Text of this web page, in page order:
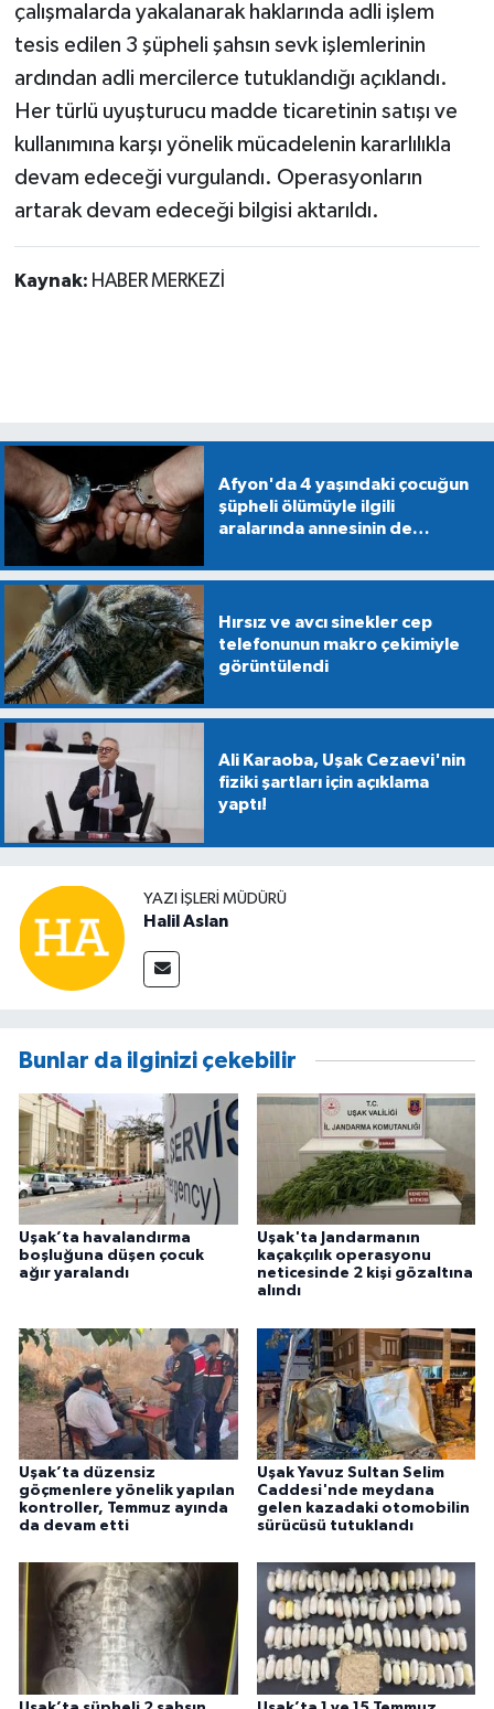
çalışmalarda yakalanarak haklarında adli işlem
tesis edilen 3 şüpheli şahsın sevk işlemlerinin
ardından adli mercilerce tutuklandığı açıklandı.
Her türlü uyuşturucu madde ticaretinin satışı ve
kullanımına karşı yönelik mücadelenin kararlılıkla
devam edeceği vurgulandı. Operasyonların
artarak devam edeceği bilgisi aktarıldı.
Kaynak: HABER MERKEZİ
Afyon'da 4 yaşındaki çocuğun
şüpheli ölümüyle ilgili
aralarında annesinin de
Hırsız ve avcı sinekler cep
telefonunun makro çekimiyle
görüntülendi
Ali Karaoba, Uşak Cezaevi'nin
fiziki şartları için açıklama
yaptı!
YAZI İŞLERİ MÜDÜRÜ
Halil Aslan
Bunlar da ilginizi çekebilir
Uşak’ta havalandırma
boşluğuna düşen çocuk
ağır yaralandı
Uşak'ta Jandarmanın
kaçakçılık operasyonu
neticesinde 2 kişi gözaltına
alındı
Uşak’ta düzensiz
göçmenlere yönelik yapılan
kontroller, Temmuz ayında
da devam etti
Uşak Yavuz Sultan Selim
Caddesi'nde meydana
gelen kazadaki otomobilin
sürücüsü tutuklandı